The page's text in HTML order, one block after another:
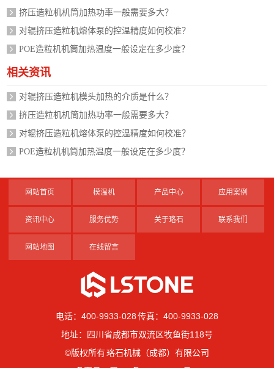
挤压造粒机机筒加热功率一般需要多大？
对辊挤压造粒机熔体泵的控温精度如何校准？
POE造粒机机筒加热温度一般设定在多少度？
相关资讯
对辊挤压造粒机模头加热的介质是什么？
挤压造粒机机筒加热功率一般需要多大？
对辊挤压造粒机熔体泵的控温精度如何校准？
POE造粒机机筒加热温度一般设定在多少度？
网站首页 模温机 产品中心 应用案例
资讯中心 服务优势 关于珞石 联系我们
网站地图 在线留言
电话：400-9933-028 传真：400-9933-028
地址：四川省成都市双流区牧鱼街118号
©版权所有 珞石机械（成都）有限公司